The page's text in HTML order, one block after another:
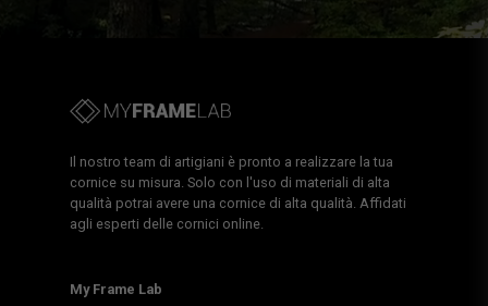
Il nostro team di artigiani è pronto a realizzare la tua
cornice su misura. Solo con l'uso di materiali di alta
qualità potrai avere una cornice di alta qualità. Affidati
agli esperti delle cornici online.
My Frame Lab